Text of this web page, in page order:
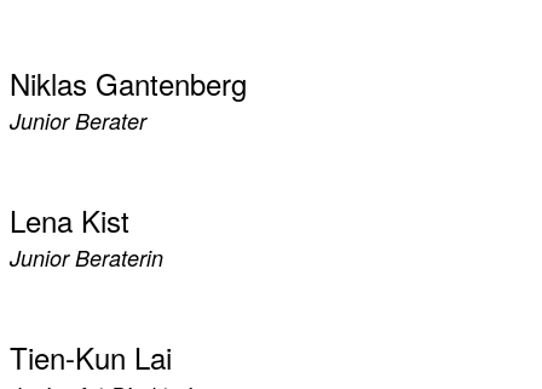
Niklas Gantenberg
Junior Berater
Lena Kist
Junior Beraterin
Tien-Kun Lai